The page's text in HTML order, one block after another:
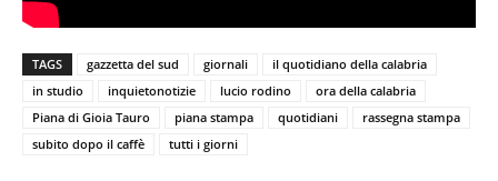
TAGS gazzetta del sud giornali
il quotidiano della calabria
in studio
inquietonotizie lucio rodino
ora della calabria
Piana di Gioia Tauro
piana stampa quotidiani
rassegna stampa
subito dopo il caffè
tutti i giorni